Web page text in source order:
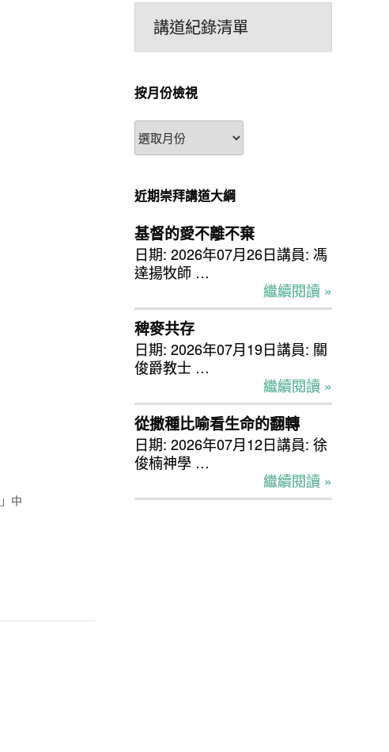
中
講道紀錄清單
按月份檢視
按
月
視
近期崇拜講道大綱
基督的愛不離不棄
日期: 2026年07月26日講員: 馮
達揚牧師 …
繼續閱讀 »
稗麥共存
日期: 2026年07月19日講員: 關
俊爵教士 …
繼續閱讀 »
從撒種比喻看生命的翻轉
日期: 2026年07月12日講員: 徐
俊楠神學 …
繼續閱讀 »